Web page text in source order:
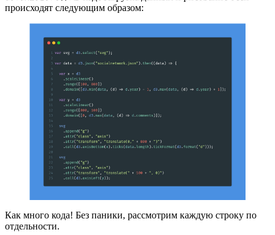
происходят следующим образом:
Как много кода! Без паники, рассмотрим каждую строку по
отдельности.